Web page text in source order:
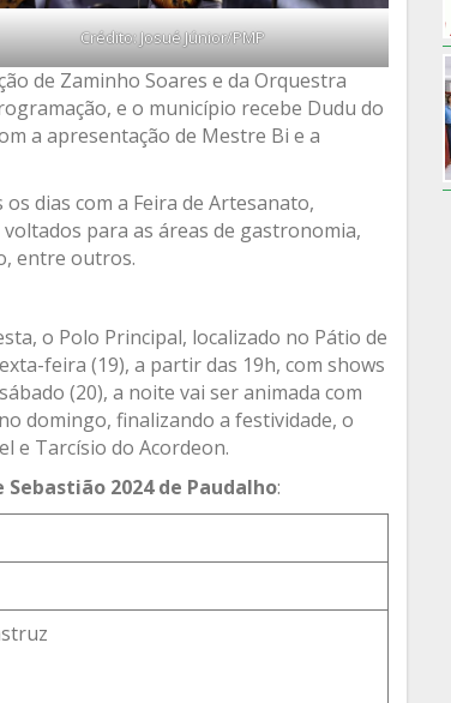
Crédito: Josué Júnior/PMP
de Zaminho Soares e da Orquestra
e o município recebe Dudu do
a apresentação de Mestre Bi e a
dias com a Feira de Artesanato,
para as áreas de gastronomia,
entre outros.
o Polo Principal, localizado no Pátio de
feira (19), a partir das 19h, com shows
(20), a noite vai ser animada com
domingo, finalizando a festividade, o
e Tarcísio do Acordeon.
2024 de Paudalho: